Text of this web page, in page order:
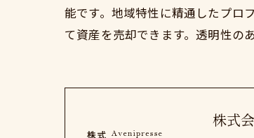
能です。地域特性に精通したプロ
て資産を売却できます。透明性の
株式